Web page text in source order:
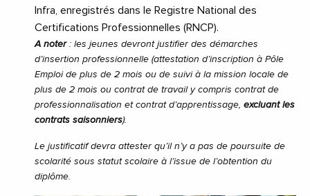
Infra, enregistrés dans le Registre National des
Certifications Professionnelles (RNCP).
A noter: les jeunes devront justifier des démarches
d’insertion professionnelle (attestation d’inscription à Pôle
Emploi de plus de 2 mois ou de suivi à la mission locale de
plus de 2 mois ou contrat de travail y compris contrat de
professionnalisation et contrat d’apprentissage, excluant les
contrats saisonniers).
Le justificatif devra attester qu’il n’y a pas de poursuite de
scolarité sous statut scolaire à l’issue de l’obtention du
diplôme.